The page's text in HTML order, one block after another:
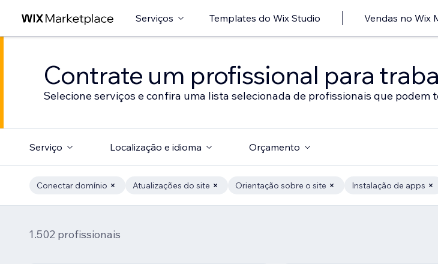
Serviços Templates do Wix Studio Vendas no Wix
Contrate um profissional para
Selecione serviços e confira uma lista selecionada de profissionais que podem
Serviço Localização e idioma Orçamento
Conectar domínio Atualizações do site Orientação sobre o site Instalação de apps
1.502 profissionais